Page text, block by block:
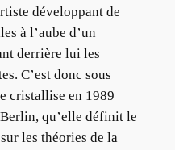
développant de
à l’aube d’un
derrière lui les
C’est donc sous
cristallise en 1989
qu’elle définit le
les théories de la